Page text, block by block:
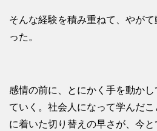
そんな経験を積み重ねて、やが
った。
感情の前に、とにかく手を動か
ていく。社会人になって学んだ
に着いた切り替えの早さが、今と